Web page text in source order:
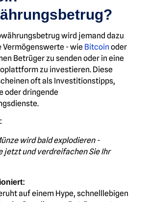
wird jemand dazu
- wie Bitcoin oder
Betrüger zu senden oder in eine
zu investieren. Diese
oft als Investitionstipps,
oder dringende
wird bald explodieren -
jetzt und verdreifachen Sie Ihr
auf einem Hype, schnelllebigen